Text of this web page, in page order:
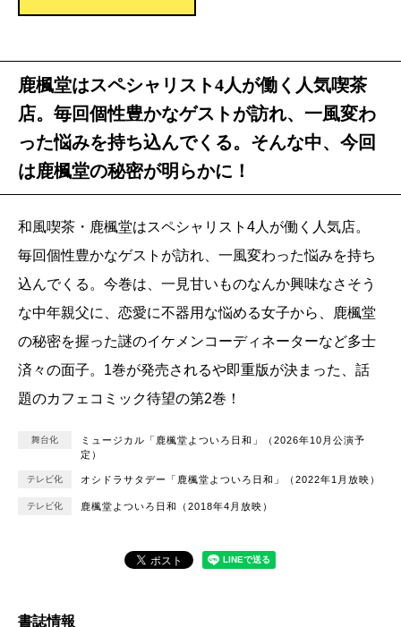
鹿楓堂はスペシャリスト4人が働く人気喫茶
店。毎回個性豊かなゲストが訪れ、一風変わ
った悩みを持ち込んでくる。そんな中、今回
は鹿楓堂の秘密が明らかに！
和風喫茶・鹿楓堂はスペシャリスト4人が働く人気店。
毎回個性豊かなゲストが訪れ、一風変わった悩みを持ち
込んでくる。今巻は、一見甘いものなんか興味なさそう
な中年親父に、恋愛に不器用な悩める女子から、鹿楓堂
の秘密を握った謎のイケメンコーディネーターなど多士
済々の面子。1巻が発売されるや即重版が決まった、話
題のカフェコミック待望の第2巻！
舞台化
ミュージカル「鹿楓堂よついろ日和」（2026年10月公演予
定）
テレビ化 オシドラサタデー「鹿楓堂よついろ日和」（2022年1月放映）
テレビ化 鹿楓堂よついろ日和（2018年4月放映）
書誌情報